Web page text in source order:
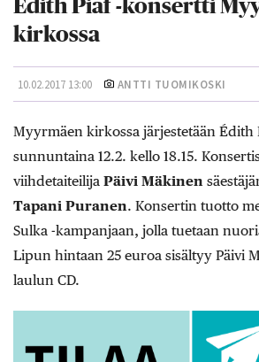
Édith Piaf -konsertti
kirkossa
10.02.2017 13:00 ANTTI TUOMIKOSKI
Myyrmäen kirkossa järjestetään Édith
sunnuntaina 12.2. kello 18.15.
viihdetaiteilija Päivi Mäkinen
Tapani Puranen. Konsertin tuotto
Sulka -kampanjaan, jolla tuetaan
Lipun hintaan 25 euroa sisältyy Päivi
laulun CD.